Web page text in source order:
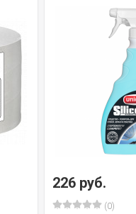
226 руб.
(0)